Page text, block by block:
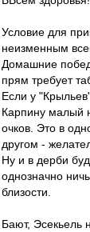
Условие для
неизменным
Домашние
прям требует
Если у
Карпину малый
очков. Это в
другом -
Ну и в дерби
однозначно
близости.
Бают, Эсекьель